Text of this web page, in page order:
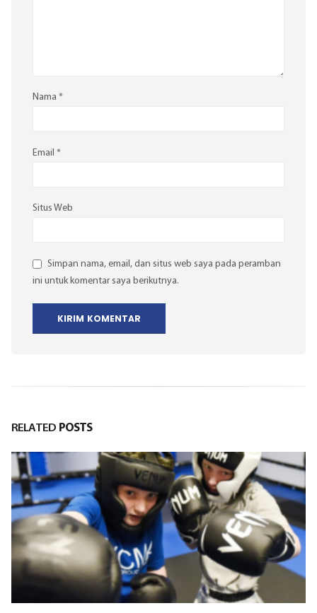
Nama *
Email *
Situs Web
Simpan nama, email, dan situs web saya pada peramban
ini untuk komentar saya berikutnya.
RELATED POSTS